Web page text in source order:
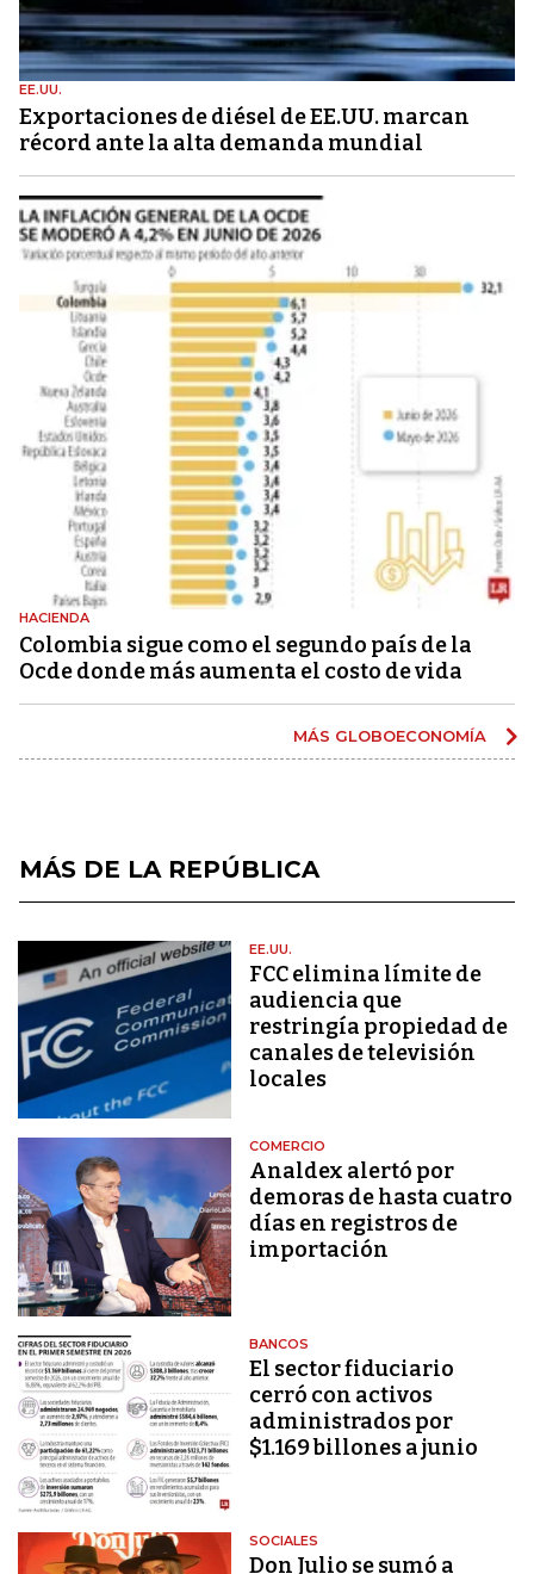
EE.UU.
Exportaciones de diésel de EE.UU. marcan
récord ante la alta demanda mundial
HACIENDA
Colombia sigue como el segundo país de la
Ocde donde más aumenta el costo de vida
MÁS GLOBOECONOMÍA
MÁS DE LA REPÚBLICA
EE.UU.
FCC elimina límite de
audiencia que
restringía propiedad de
canales de televisión
locales
COMERCIO
Analdex alertó por
demoras de hasta cuatro
días en registros de
importación
BANCOS
El sector fiduciario
cerró con activos
administrados por
$1.169 billones a junio
SOCIALES
Don Julio se sumó a